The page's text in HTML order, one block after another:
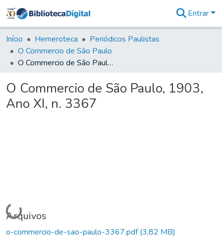
&
Coleções
Tudo na
Biblioteca
Estatísticas
Entrar
Início Hemeroteca
Periódicos Paulistas
O Commercio de São Paulo
O Commercio de São Paulo, 1903, Ano XI, n. 3367
O Commercio de São Paulo, 1903,
Ano XI, n. 3367
Carregando...
Arquivos
o-commercio-de-sao-paulo-3367.pdf(3,82 MB)